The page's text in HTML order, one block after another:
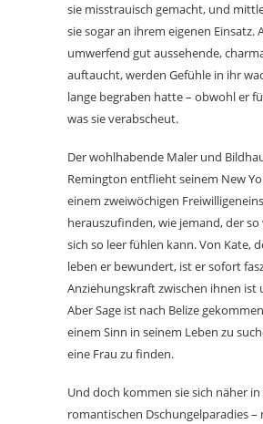
sie misstrauisch gemacht, und
sie sogar an ihrem eigenen Einsatz.
umwerfend gut aussehende,
auftaucht, werden Gefühle in ihr
lange begraben hatte – obwohl er
was sie verabscheut.
Der wohlhabende Maler und
Remington entflieht seinem New
einem zweiwöchigen
herauszufinden, wie jemand, der so
sich so leer fühlen kann. Von Kate,
leben er bewundert, ist er sofort
Anziehungskraft zwischen ihnen ist
Aber Sage ist nach Belize
einem Sinn in seinem Leben zu
eine Frau zu finden.
Und doch kommen sie sich näher in
romantischen Dschungelparadies –